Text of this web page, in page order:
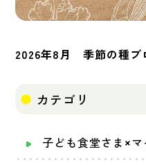
2026年8月 季節の種ブ
カテゴリ
子ども食堂さま×